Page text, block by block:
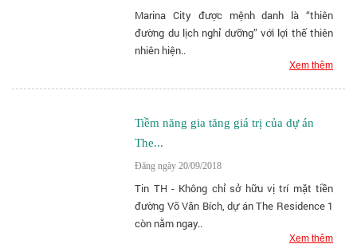
Marina City được mệnh danh là “thiên
đường du lịch nghỉ dưỡng” với lợi thế thiên
nhiên hiện..
Xem thêm
Tiềm năng gia tăng giá trị của dự án
The...
Đăng ngày 20/09/2018
Tin TH - Không chỉ sở hữu vị trí mặt tiền
đường Võ Văn Bích, dự án The Residence 1
còn nằm ngay..
Xem thêm